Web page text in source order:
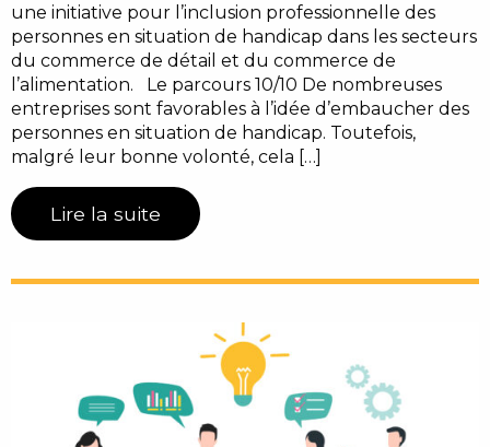
une initiative pour l’inclusion professionnelle des
personnes en situation de handicap dans les secteurs
du commerce de détail et du commerce de
l’alimentation. Le parcours 10/10 De nombreuses
entreprises sont favorables à l’idée d’embaucher des
personnes en situation de handicap. Toutefois,
malgré leur bonne volonté, cela […]
Lire la suite